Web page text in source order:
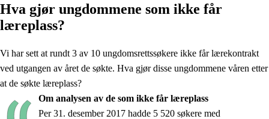
Hva gjør ungdommene som ikke får
læreplass?
Vi har sett at rundt 3 av 10 ungdomsrettssøkere ikke får lærekontrakt
ved utgangen av året de søkte. Hva gjør disse ungdommene våren etter
at de søkte læreplass?
Om analysen av de som ikke får læreplass
Per 31. desember 2017 hadde 5 520 søkere med